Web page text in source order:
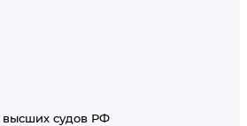
высших судов РФ